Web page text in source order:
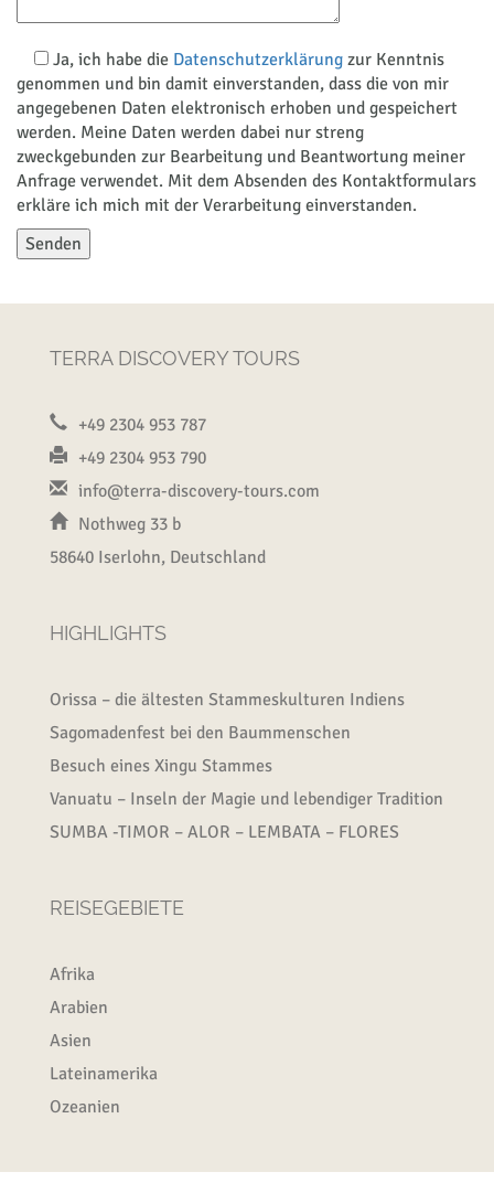
Ja, ich habe die Datenschutzerklärung zur Kenntnis
genommen und bin damit einverstanden, dass die von mir
angegebenen Daten elektronisch erhoben und gespeichert
werden. Meine Daten werden dabei nur streng
zweckgebunden zur Bearbeitung und Beantwortung meiner
Anfrage verwendet. Mit dem Absenden des Kontaktformulars
erkläre ich mich mit der Verarbeitung einverstanden.
TERRA DISCOVERY TOURS
+49 2304 953 787
+49 2304 953 790
info@terra-discovery-tours.com
Nothweg 33 b
58640 Iserlohn, Deutschland
HIGHLIGHTS
Orissa – die ältesten Stammeskulturen Indiens
Sagomadenfest bei den Baummenschen
Besuch eines Xingu Stammes
Vanuatu – Inseln der Magie und lebendiger Tradition
SUMBA -TIMOR – ALOR – LEMBATA – FLORES
REISEGEBIETE
Afrika
Arabien
Asien
Lateinamerika
Ozeanien